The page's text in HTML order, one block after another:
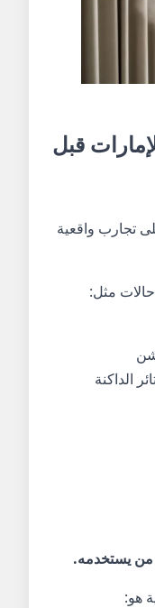
قبل
تجارب واقعية
مثل:
الداكنة
يستخدمه.
هو: